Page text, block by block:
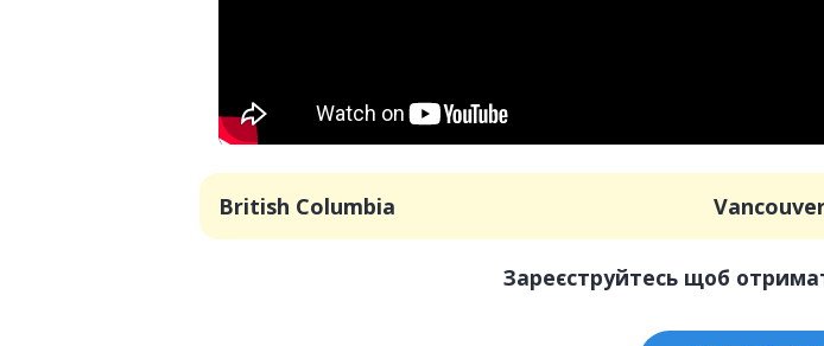
British Columbia
Зареєструйтесь щоб